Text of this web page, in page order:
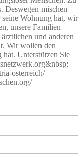
Deswegen mischen
Wohnung hat, wir
unsere Familien
und anderen
Wir wollen den
hat. Unterstützen Sie
osterreich/